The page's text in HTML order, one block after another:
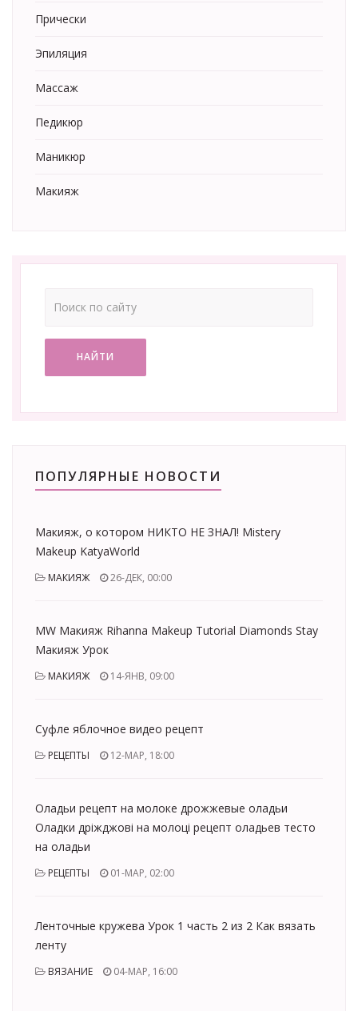
Прически
Эпиляция
Массаж
Педикюр
Маникюр
Макияж
НАЙТИ
ПОПУЛЯРНЫЕ НОВОСТИ
Макияж, о котором НИКТО НЕ ЗНАЛ! Mistery
Makeup KatyaWorld
МАКИЯЖ 26-ДЕК, 00:00
MW Макияж Rihanna Makeup Tutorial Diamonds Stay
Макияж Урок
МАКИЯЖ 14-ЯНВ, 09:00
Суфле яблочное видео рецепт
РЕЦЕПТЫ 12-МАР, 18:00
Оладьи рецепт на молоке дрожжевые оладьи
Оладки дріжджові на молоці рецепт оладьев тесто
на оладьи
РЕЦЕПТЫ 01-МАР, 02:00
Ленточные кружева Урок 1 часть 2 из 2 Как вязать
ленту
ВЯЗАНИЕ 04-МАР, 16:00